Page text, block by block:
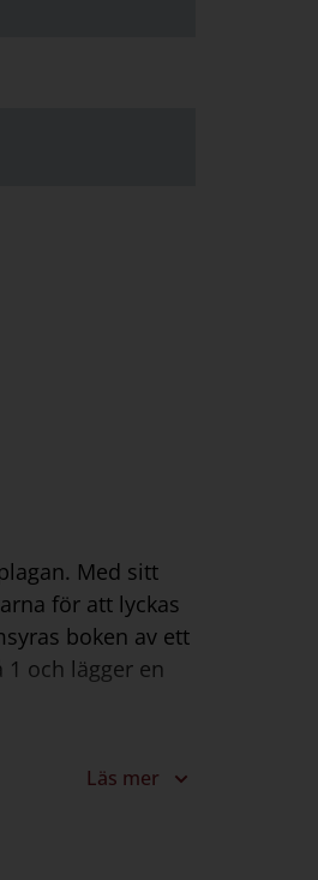
Med sitt
för att lyckas
boken av ett
och lägger en
Läs mer